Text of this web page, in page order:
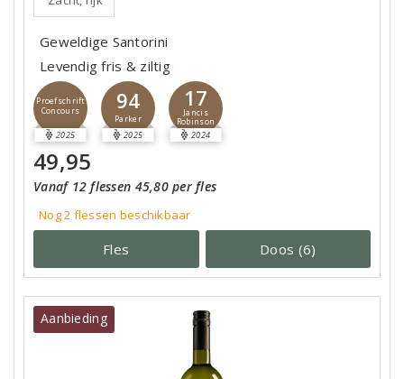
Geweldige Santorini
Levendig fris & ziltig
Proefschrift
Concours
2025
94
Parker
2025
17
Jancis
Robinson
2024
49,95
Vanaf 12 flessen 45,80 per fles
Nog 2 flessen beschikbaar
Fles Doos (6)
Aanbieding